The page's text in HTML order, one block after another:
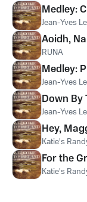
Medley:
Jean-Yves
Aoidh,
RUNA
Medley:
Jean-Yves
Down By
Jean-Yves
Hey,
Katie's
For the
Katie's